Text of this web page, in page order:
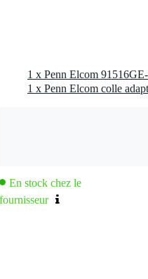
En stock chez le
fournisseur